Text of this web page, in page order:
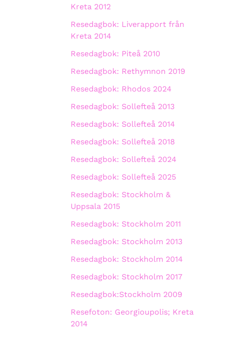
Kreta 2012
Resedagbok: Liverapport från
Kreta 2014
Resedagbok: Piteå 2010
Resedagbok: Rethymnon 2019
Resedagbok: Rhodos 2024
Resedagbok: Sollefteå 2013
Resedagbok: Sollefteå 2014
Resedagbok: Sollefteå 2018
Resedagbok: Sollefteå 2024
Resedagbok: Sollefteå 2025
Resedagbok: Stockholm &
Uppsala 2015
Resedagbok: Stockholm 2011
Resedagbok: Stockholm 2013
Resedagbok: Stockholm 2014
Resedagbok: Stockholm 2017
Resedagbok:Stockholm 2009
Resefoton: Georgioupolis; Kreta
2014